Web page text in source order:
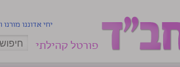
יחי אדוננו
פורטל קהילתי